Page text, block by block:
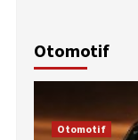
Otomotif
Otomotif